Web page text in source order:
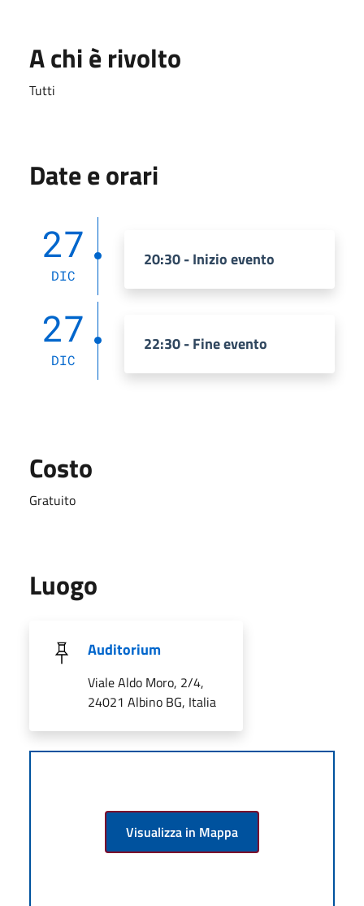
A chi è rivolto
Tutti
Date e orari
27
DIC
20:30 - Inizio evento
27
DIC
22:30 - Fine evento
Costo
Gratuito
Luogo
Auditorium
Viale Aldo Moro, 2/4,
24021 Albino BG, Italia
Visualizza in Mappa